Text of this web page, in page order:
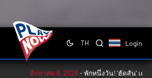
TH Login
สิงหาคม 9, 2026-พักหนึ่งวัน! ‘ฮัดสัน’ เตรี